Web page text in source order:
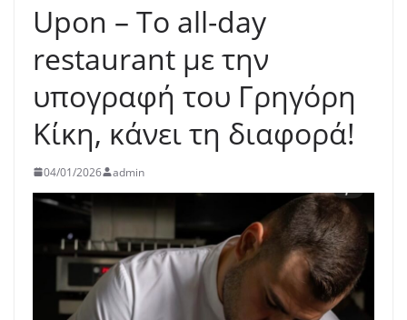
Upon – Το all-day
restaurant με την
υπογραφή του Γρηγόρη
Κίκη, κάνει τη διαφορά!
04/01/2026 admin